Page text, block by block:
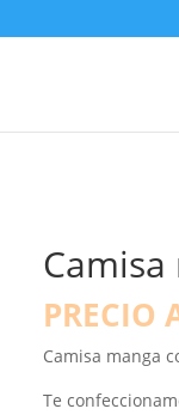
PRECIO
Camisa manga
Te